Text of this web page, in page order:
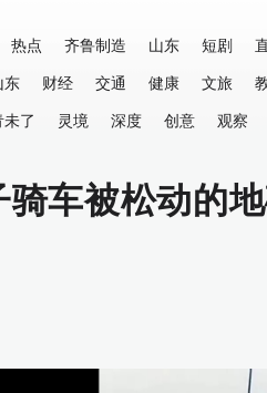
热点 齐鲁制造 山东 短剧
东 财经 交通 健康 文旅
未了 灵境 深度 创意 观察
车被松动的